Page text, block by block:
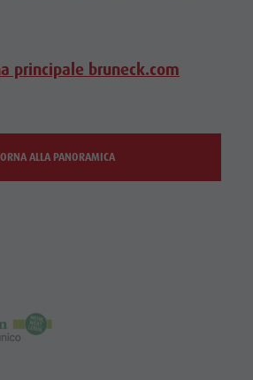
principale bruneck.com
ALLA PANORAMICA